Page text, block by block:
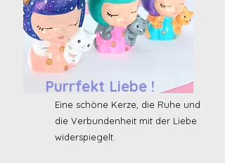
Purrfekt Liebe !
Eine schöne Kerze, die Ruhe und
die Verbundenheit mit der Liebe
widerspiegelt.